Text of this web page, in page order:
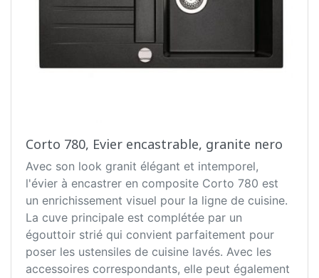
Corto 780, Evier encastrable, granite nero
Avec son look granit élégant et intemporel,
l'évier à encastrer en composite Corto 780 est
un enrichissement visuel pour la ligne de cuisine.
La cuve principale est complétée par un
égouttoir strié qui convient parfaitement pour
poser les ustensiles de cuisine lavés. Avec les
accessoires correspondants, elle peut également